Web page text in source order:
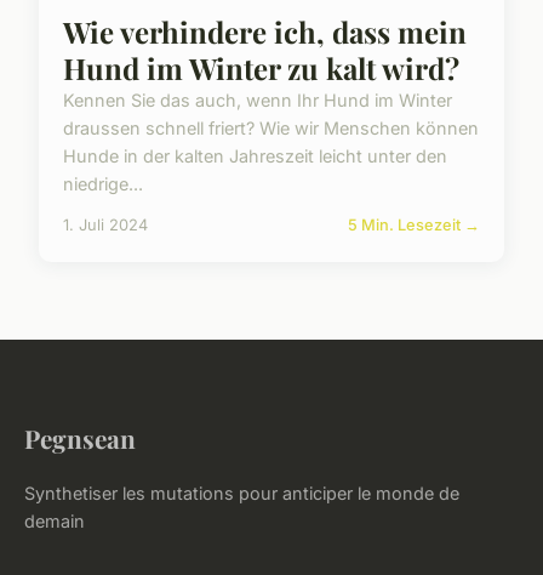
Wie verhindere ich, dass mein
Hund im Winter zu kalt wird?
Kennen Sie das auch, wenn Ihr Hund im Winter
draussen schnell friert? Wie wir Menschen können
Hunde in der kalten Jahreszeit leicht unter den
niedrige...
1. Juli 2024 5 Min. Lesezeit →
Pegnsean
Synthetiser les mutations pour anticiper le monde de
demain